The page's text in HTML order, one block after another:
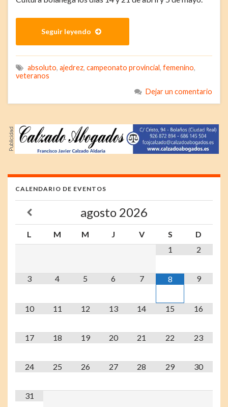
Seguir leyendo
absoluto, ajedrez, campeonato provincial, femenino,
veteranos
Dejar un comentario
CALENDARIO DE EVENTOS
agosto 2026
L M M J V S
D
1
2
3 4 5 6 7 8 9
10 11 12 13 14 15 16
17 18 19 20 21 22 23
24 25 26 27 28 29 30
31